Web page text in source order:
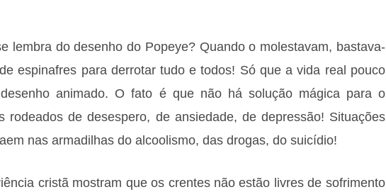
lembra do desenho do Popeye? Quando o molestavam, bastava-
espinafres para derrotar tudo e todos! Só que a vida real pouco
animado. O fato é que não há solução mágica para o
rodeados de desespero, de ansiedade, de depressão! Situações
nas armadilhas do alcoolismo, das drogas, do suicídio!
cristã mostram que os crentes não estão livres de sofrimento